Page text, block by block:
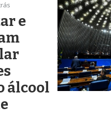
e
álcool